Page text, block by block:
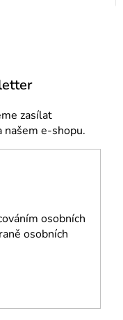
zasílat
našem e-shopu.
osobních
osobních